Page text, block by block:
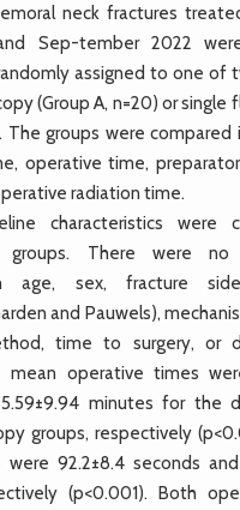
neck fractures
Sep-tember 2022
assigned to one of
(Group A, n=20) or single
The groups were
operative time,
radiation time.
characteristics were
There were no
age, sex, fracture
and Pauwels),
time to surgery, or
operative times were
minutes for the
groups, respectively
92.2±8.4 seconds and
(p<0.001). Both